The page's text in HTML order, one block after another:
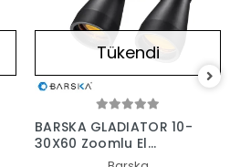
Tükendi
BARSKA GLADIATOR 10-
30X60 Zoomlu El